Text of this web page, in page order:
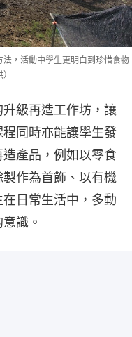
，活動中學生更明白到珍惜食物
升級再造工作坊，讓
同時亦能讓學生發
產品，例如以零食
作為首飾、以有機
日常生活中，多動
識。